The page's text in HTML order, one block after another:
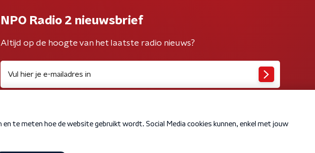
NPO Radio 2 nieuwsbrief
Altijd op de hoogte van het laatste radio nieuws?